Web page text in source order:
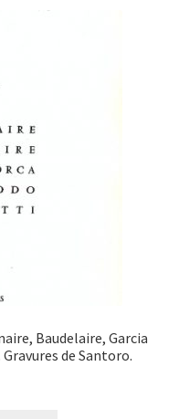
Baudelaire, Garcia
de Santoro.